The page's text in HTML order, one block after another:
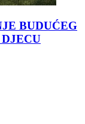
BUDUĆEG